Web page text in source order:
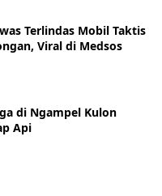
Terlindas Mobil Taktis
Viral di Medsos
di Ngampel Kulon
Api